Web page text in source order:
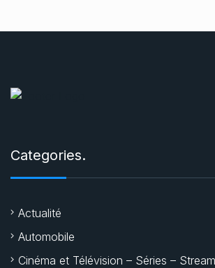
Categories.
Actualité
Automobile
Cinéma et Télévision – Séries –